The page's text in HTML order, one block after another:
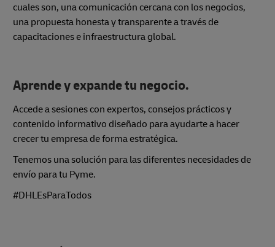
cuales son, una comunicación cercana con los negocios,
una propuesta honesta y transparente a través de
capacitaciones e infraestructura global.
Aprende y expande tu negocio.
Accede a sesiones con expertos, consejos prácticos y
contenido informativo diseñado para ayudarte a hacer
crecer tu empresa de forma estratégica.
Tenemos una solución para las diferentes necesidades de
envío para tu Pyme.
#DHLEsParaTodos